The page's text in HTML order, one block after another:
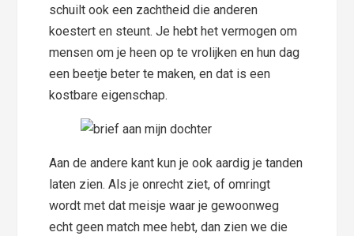
schuilt ook een zachtheid die anderen
koestert en steunt. Je hebt het vermogen om
mensen om je heen op te vrolijken en hun dag
een beetje beter te maken, en dat is een
kostbare eigenschap.
Aan de andere kant kun je ook aardig je tanden
laten zien. Als je onrecht ziet, of omringt
wordt met dat meisje waar je gewoonweg
echt geen match mee hebt, dan zien we die